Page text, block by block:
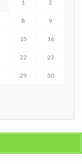
1 2
8 9
15 16
22 23
29 30